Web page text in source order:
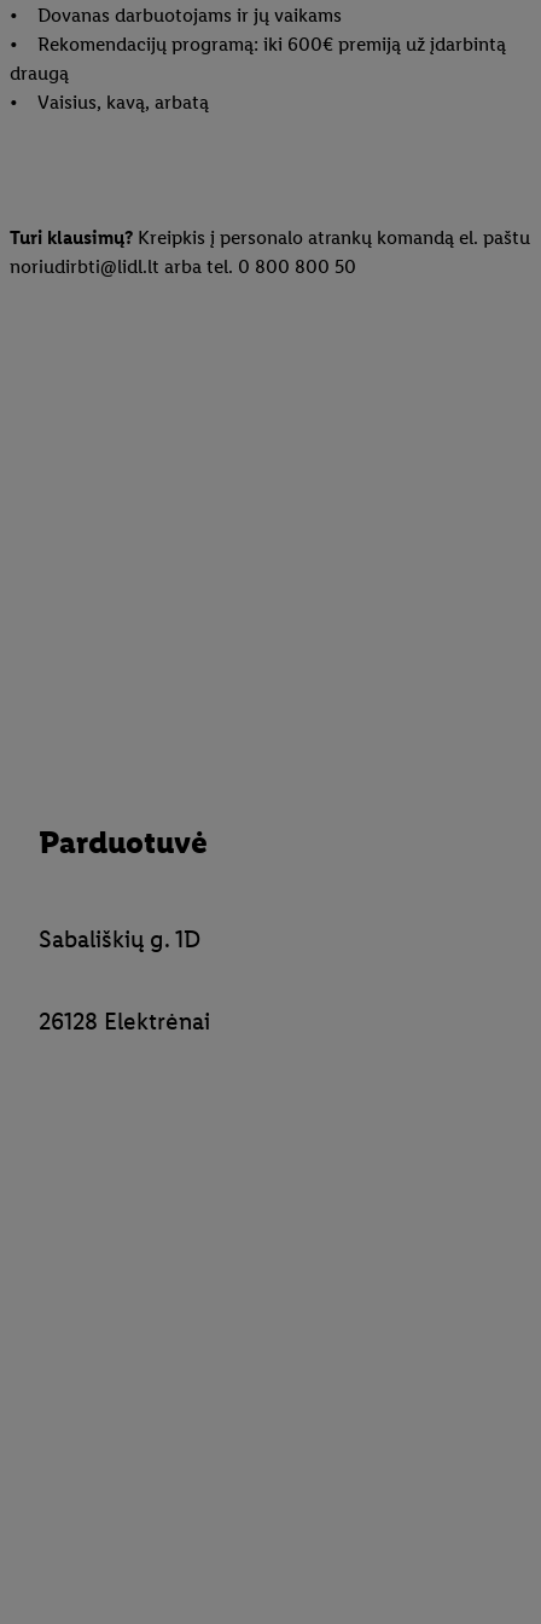
• Dovanas darbuotojams ir jų vaikams
• Rekomendacijų programą: iki 600€ premiją už įdarbintą
draugą
• Vaisius, kavą, arbatą
Turi klausimų? Kreipkis į personalo atrankų komandą el. paštu
noriudirbti@lidl.lt arba tel. 0 800 800 50
Parduotuvė
Sabališkių g. 1D
26128 Elektrėnai